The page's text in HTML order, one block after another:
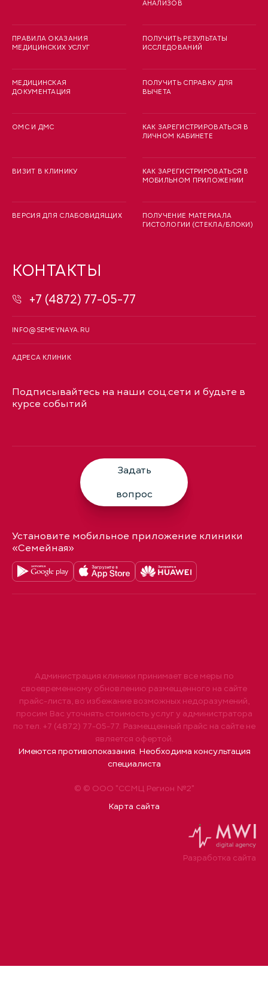
ПРАВИЛА ОКАЗАНИЯ
МЕДИЦИНСКИХ УСЛУГ
МЕДИЦИНСКАЯ
ДОКУМЕНТАЦИЯ
ОМС И ДМС
ВИЗИТ В КЛИНИКУ
ВЕРСИЯ ДЛЯ СЛАБОВИДЯЩИХ
АНАЛИЗОВ
ПОЛУЧИТЬ РЕЗУЛЬТАТЫ
ИССЛЕДОВАНИЙ
ПОЛУЧИТЬ СПРАВКУ ДЛЯ
ВЫЧЕТА
КАК ЗАРЕГИСТРИРОВАТЬСЯ В
ЛИЧНОМ КАБИНЕТЕ
КАК ЗАРЕГИСТРИРОВАТЬСЯ В
МОБИЛЬНОМ ПРИЛОЖЕНИИ
ПОЛУЧЕНИЕ МАТЕРИАЛА
ГИСТОЛОГИИ (СТЕКЛА/БЛОКИ)
КОНТАКТЫ
+7 (4872) 77-05-77
INFO@SEMEYNAYA.RU
АДРЕСА КЛИНИК
Подписывайтесь на наши соц.сети и будьте в
курсе событий
Задать
вопрос
Установите мобильное приложение клиники
«Семейная»
© © ООО "ССМЦ Регион №2"
Карта сайта
Администрация клиники принимает все меры по
своевременному обновлению размещенного на сайте
прайс-листа, во избежание возможных недоразумений,
просим Вас уточнять стоимость услуг у администратора
по тел. +7 (4872) 77-05-77. Размещенный прайс на сайте не
является офертой.
Имеются противопоказания. Необходима консультация
специалиста
Разработка сайта